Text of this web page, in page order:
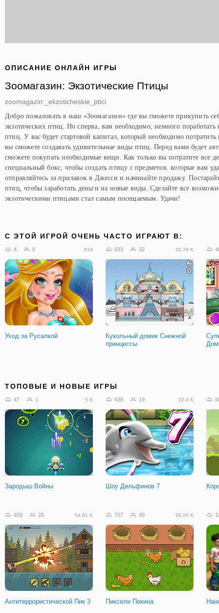
ОПИСАНИЕ ОНЛАЙН ИГРЫ
Зоомагазин: Экзотические Птицы
zoomagazin:_ekzoticheskie_ptici
Добро пожаловать в наш «Зоомагазин» где вы сможете прикупить
экзотических птиц. Но сперва, вам необходимо, немного поработать
птиц. У вас будет стартовой капитал, который необходимо
вы сможете создавать удивительные виды птиц. Перед вами будет
сможете покупать необходимые вещи. Как только вы потратите все
специальный бокс, чтобы создать птицу с предметов. которые вам
отправляйтесь за прилавок в Джесси и начинайте продажу.
птиц, чтобы заработать деньги на новые виды. Сделайте все
экзотическими птицами стал самым посещаемым. Удачи!
C ЭТОЙ ИГРОЙ ОЧЕНЬ ЧАСТО ИГРАЮТ В:
4 0 919
Уход за Русалкой
633 32 32.79 K
Кукольный домик Снежной
принцессы
ТОПОВЫЕ И НОВЫЕ ИГРЫ
47 1 5 K
Зародыш Войны
438 19 22.4 K
Шоу Дельфинов 7
459 26 54.81 K
Антитеррористической Пик 3
707 49 56.06 K
Пиксели Пекина